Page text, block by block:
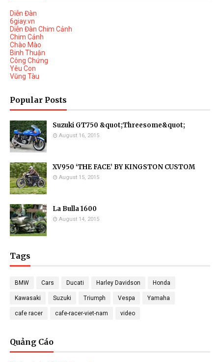
Diễn Đàn
6giay.vn
Diễn Đàn Chim Cảnh
Chim Cảnh
Chào Mào
Binh Thuận
Công Chứng
Yêu Con
Vũng Tàu
Popular Posts
Suzuki GT750 &quot;Threesome&quot;
August 16, 2015
XV950 ‘THE FACE’ BY KINGSTON CUSTOM
August 15, 2015
La Bulla 1600
August 14, 2015
Tags
BMW Cars Ducati Harley Davidson Honda
Kawasaki Suzuki Triumph Vespa Yamaha
cafe racer cafe-racer-viet-nam video
Quảng Cáo